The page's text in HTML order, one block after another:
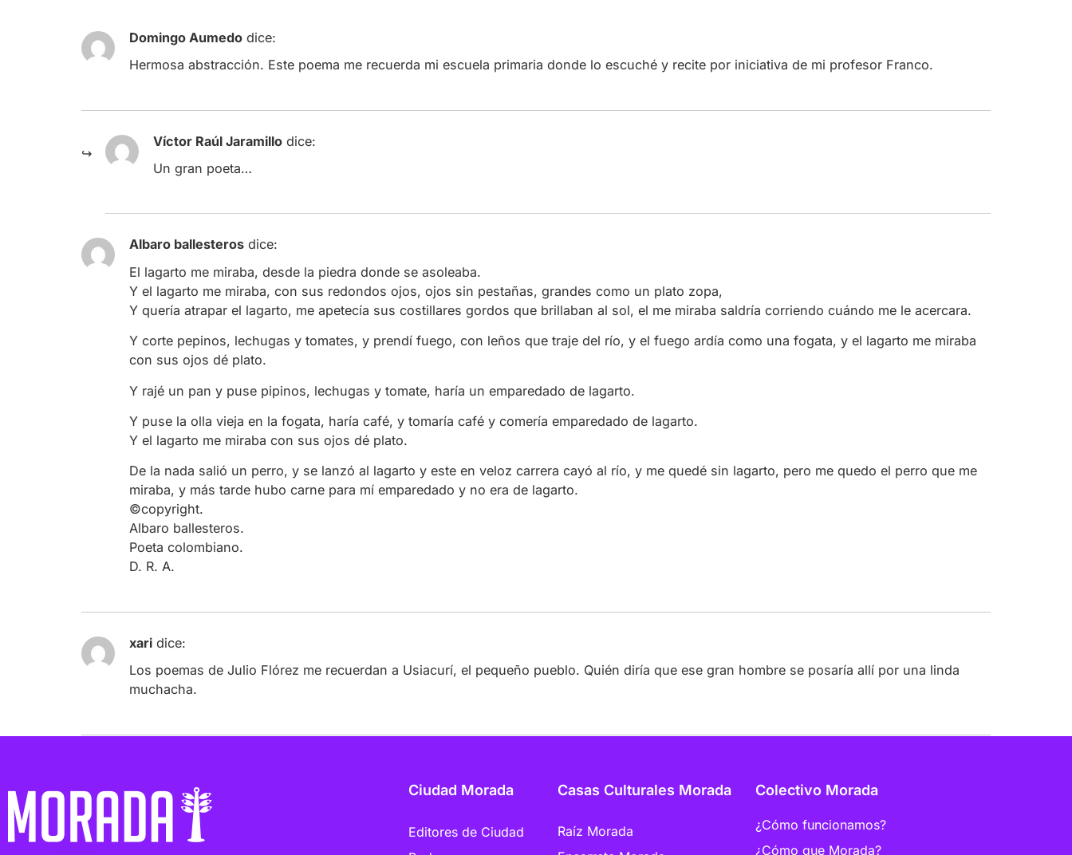
Domingo Aumedo dice:
Hermosa abstracción. Este poema me recuerda mi escuela primaria donde lo escuché y recite por iniciativa de mi profesor Franco.
Víctor Raúl Jaramillo dice:
Un gran poeta…
Albaro ballesteros dice:
El lagarto me miraba, desde la piedra donde se asoleaba.
Y el lagarto me miraba, con sus redondos ojos, ojos sin pestañas, grandes como un plato zopa,
Y quería atrapar el lagarto, me apetecía sus costillares gordos que brillaban al sol, el me miraba saldría corriendo cuándo me le acercara.
Y corte pepinos, lechugas y tomates, y prendí fuego, con leños que traje del río, y el fuego ardía como una fogata, y el lagarto me miraba
con sus ojos dé plato.
Y rajé un pan y puse pipinos, lechugas y tomate, haría un emparedado de lagarto.
Y puse la olla vieja en la fogata, haría café, y tomaría café y comería emparedado de lagarto.
Y el lagarto me miraba con sus ojos dé plato.
De la nada salió un perro, y se lanzó al lagarto y este en veloz carrera cayó al río, y me quedé sin lagarto, pero me quedo el perro que me
miraba, y más tarde hubo carne para mí emparedado y no era de lagarto.
©copyright.
Albaro ballesteros.
Poeta colombiano.
D. R. A.
xari dice:
Los poemas de Julio Flórez me recuerdan a Usiacurí, el pequeño pueblo. Quién diría que ese gran hombre se posaría allí por una linda
muchacha.
Ciudad Morada
Editores de Ciudad
Casas Culturales Morada
Raíz Morada
Colectivo Morada
¿Cómo funcionamos?
¿Cómo que Morada?